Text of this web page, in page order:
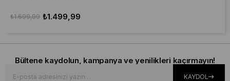
₺1.499,99
₺1.699,99
Bültene kaydolun, kampanya ve yenilikleri kaçırmayın!
KAYDOL